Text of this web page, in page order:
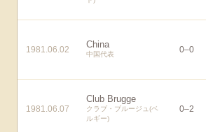
1981.06.02 China
中国代表 0–0
1981.06.07
Club Brugge
クラブ・ブルージュ(ベ
ルギー)
0–2